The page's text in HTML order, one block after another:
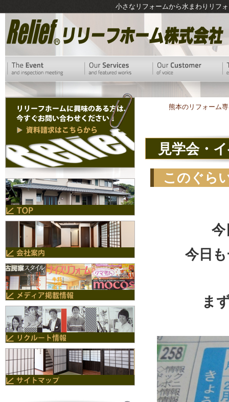
小さなリフォームから水まわりリフ
熊本のリフォーム
見学会・
このぐら
今
今日
ま